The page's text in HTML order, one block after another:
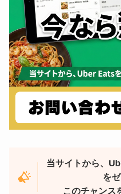
当サイトから、
を
このチャンス